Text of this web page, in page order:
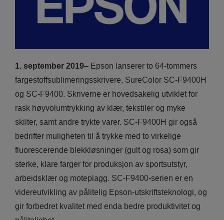
1. september 2019– Epson lanserer to 64-tommers
fargestoffsublimeringsskrivere, SureColor SC-F9400H
og SC-F9400. Skriverne er hovedsakelig utviklet for
rask høyvolumtrykking av klær, tekstiler og myke
skilter, samt andre trykte varer. SC-F9400H gir også
bedrifter muligheten til å trykke med to virkelige
fluorescerende blekkløsninger (gult og rosa) som gir
sterke, klare farger for produksjon av sportsutstyr,
arbeidsklær og moteplagg. SC-F9400-serien er en
videreutvikling av pålitelig Epson-utskriftsteknologi, og
gir forbedret kvalitet med enda bedre produktivitet og